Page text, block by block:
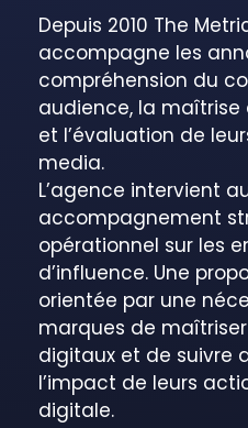
Depuis 2010 The
accompagne les
compréhension du
audience, la
et l’évaluation de
media.
L’agence intervient
accompagnement
opérationnel sur les
d’influence. Une
orientée par une
marques de
digitaux et de suivre
l’impact de leurs
digitale.